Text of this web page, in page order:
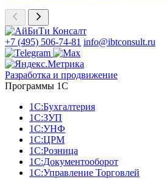
+7 (495) 506-74-81 info@ibtconsult.ru
Разработка и продвижение
Программы 1С
1С:Бухгалтерия
1С:ЗУП
1С:УНФ
1С:ЦРМ
1С:Розница
1С:Документооборот
1С:Управление Торговлей